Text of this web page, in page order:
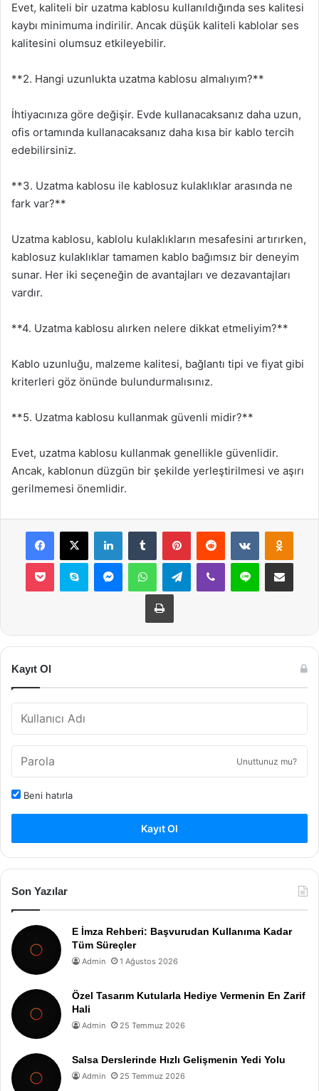
Evet, kaliteli bir uzatma kablosu kullanıldığında ses kalitesi
kaybı minimuma indirilir. Ancak düşük kaliteli kablolar ses
kalitesini olumsuz etkileyebilir.
**2. Hangi uzunlukta uzatma kablosu almalıyım?**
İhtiyacınıza göre değişir. Evde kullanacaksanız daha uzun,
ofis ortamında kullanacaksanız daha kısa bir kablo tercih
edebilirsiniz.
**3. Uzatma kablosu ile kablosuz kulaklıklar arasında ne
fark var?**
Uzatma kablosu, kablolu kulaklıkların mesafesini artırırken,
kablosuz kulaklıklar tamamen kablo bağımsız bir deneyim
sunar. Her iki seçeneğin de avantajları ve dezavantajları
vardır.
**4. Uzatma kablosu alırken nelere dikkat etmeliyim?**
Kablo uzunluğu, malzeme kalitesi, bağlantı tipi ve fiyat gibi
kriterleri göz önünde bulundurmalısınız.
**5. Uzatma kablosu kullanmak güvenli midir?**
Evet, uzatma kablosu kullanmak genellikle güvenlidir.
Ancak, kablonun düzgün bir şekilde yerleştirilmesi ve aşırı
gerilmemesi önemlidir.
Facebook
X LinkedInTumblr PinterestReddit VKontakte
Pocket Skype MessengerWhatsAppTelegramViber Line E-Posta ile
Yazdır
Kayıt Ol
Unuttunuz mu?
Beni hatırla
Kayıt Ol
Son Yazılar
E İmza Rehberi: Başvurudan Kullanıma Kadar
Tüm Süreçler
Admin 1 Ağustos 2026
Özel Tasarım Kutularla Hediye Vermenin En Zarif
Hali
Admin 25 Temmuz 2026
Salsa Derslerinde Hızlı Gelişmenin Yedi Yolu
Admin 25 Temmuz 2026